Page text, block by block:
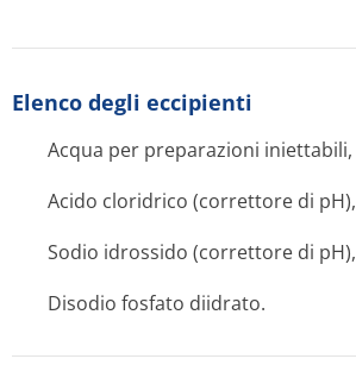
Elenco degli eccipienti
Acqua per preparazioni iniettabili,
Acido cloridrico (correttore di pH),
Sodio idrossido (correttore di pH),
Disodio fosfato diidrato.